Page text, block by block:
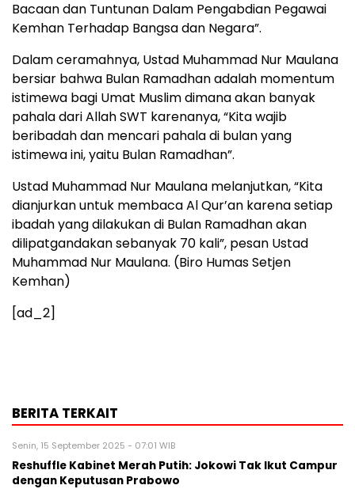
Bacaan dan Tuntunan Dalam Pengabdian Pegawai
Kemhan Terhadap Bangsa dan Negara”.
Dalam ceramahnya, Ustad Muhammad Nur Maulana
bersiar bahwa Bulan Ramadhan adalah momentum
istimewa bagi Umat Muslim dimana akan banyak
pahala dari Allah SWT karenanya, “Kita wajib
beribadah dan mencari pahala di bulan yang
istimewa ini, yaitu Bulan Ramadhan”.
Ustad Muhammad Nur Maulana melanjutkan, “Kita
dianjurkan untuk membaca Al Qur’an karena setiap
ibadah yang dilakukan di Bulan Ramadhan akan
dilipatgandakan sebanyak 70 kali”, pesan Ustad
Muhammad Nur Maulana. (Biro Humas Setjen
Kemhan)
[ad_2]
BERITA TERKAIT
Senin, 15 September 2025 - 07:01 WIB
Reshuffle Kabinet Merah Putih: Jokowi Tak Ikut Campur
dengan Keputusan Prabowo